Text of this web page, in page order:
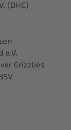
(DHC)
e.V.
Grizzlies